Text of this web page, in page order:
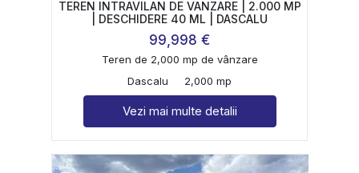
TEREN INTRAVILAN DE VANZARE | 2.000 MP
| DESCHIDERE 40 ML | DASCALU
99,998 €
Teren de 2,000 mp de vânzare
Dascalu
2,000 mp
Vezi mai multe detalii